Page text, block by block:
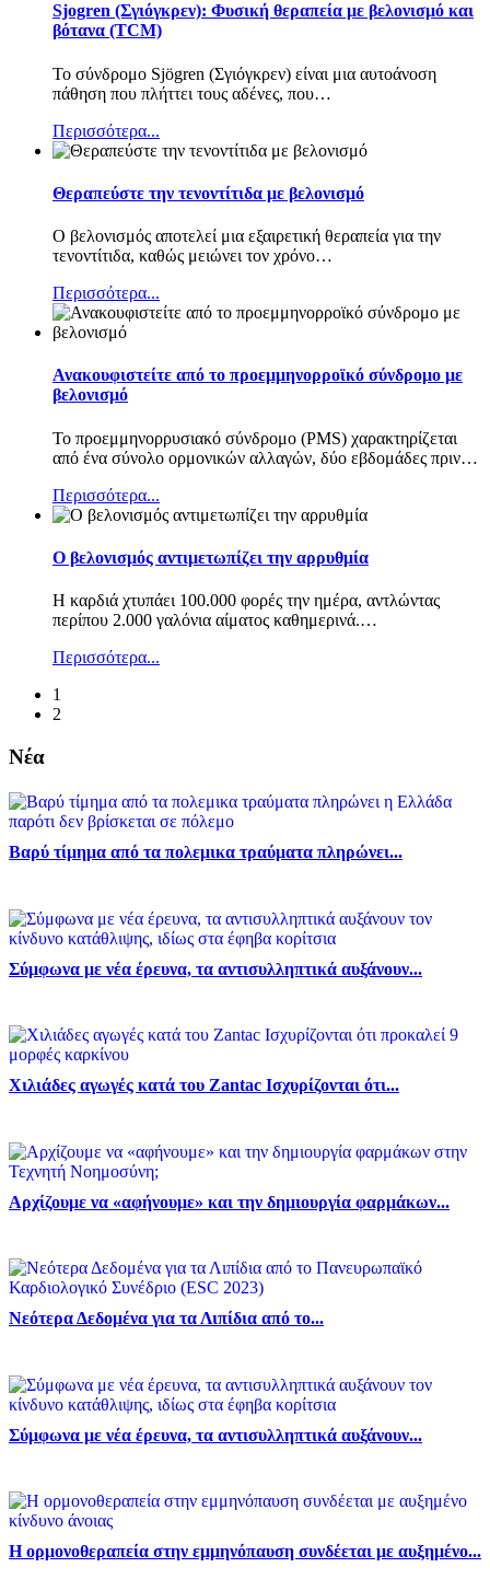
Sjogren (Σγιόγκρεν): Φυσική θεραπεία με βελονισμό και
βότανα (TCM)
Το σύνδρομο Sjögren (Σγιόγκρεν) είναι μια αυτοάνοση
πάθηση που πλήττει τους αδένες, που…
Περισσότερα...
Θεραπεύστε την τενοντίτιδα με βελονισμό
Ο βελονισμός αποτελεί μια εξαιρετική θεραπεία για την
τενοντίτιδα, καθώς μειώνει τον χρόνο…
Περισσότερα...
Ανακουφιστείτε από το προεμμηνορροϊκό σύνδρομο με
βελονισμό
Το προεμμηνορρυσιακό σύνδρομο (PMS) χαρακτηρίζεται
από ένα σύνολο ορμονικών αλλαγών, δύο εβδομάδες πριν…
Περισσότερα...
Ο βελονισμός αντιμετωπίζει την αρρυθμία
Η καρδιά χτυπάει 100.000 φορές την ημέρα, αντλώντας
περίπου 2.000 γαλόνια αίματος καθημερινά.…
Περισσότερα...
1
2
Νέα
Βαρύ τίμημα από τα πολεμικα τραύματα πληρώνει...
Σύμφωνα με νέα έρευνα, τα αντισυλληπτικά αυξάνουν...
Χιλιάδες αγωγές κατά του Zantac Ισχυρίζονται ότι...
Αρχίζουμε να «αφήνουμε» και την δημιουργία φαρμάκων...
Νεότερα Δεδομένα για τα Λιπίδια από το...
Σύμφωνα με νέα έρευνα, τα αντισυλληπτικά αυξάνουν...
Η ορμονοθεραπεία στην εμμηνόπαυση συνδέεται με αυξημένο...